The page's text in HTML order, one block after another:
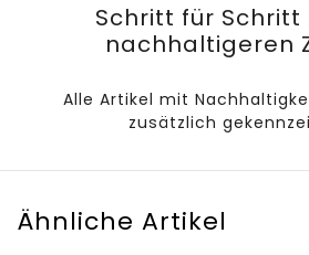
Schritt für Schritt
nachhaltigeren
Alle Artikel mit
zusätzlich
Ähnliche Artikel